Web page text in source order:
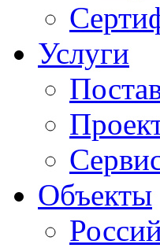
Услуги
Объекты